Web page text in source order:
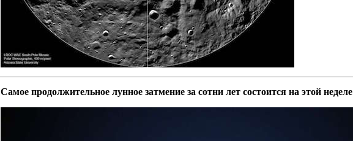
Самое продолжительное лунное затмение за сотни лет состоится на этой неделе